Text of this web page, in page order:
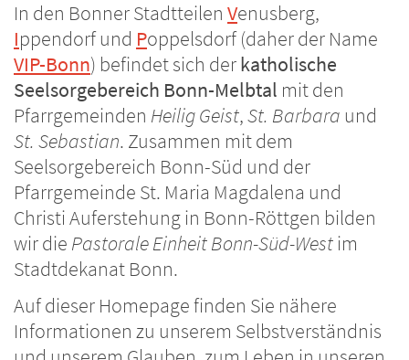
In den Bonner Stadtteilen Venusberg,
Ippendorf und Poppelsdorf (daher der Name
VIP-Bonn) befindet sich derkatholische
Seelsorgebereich Bonn-Melbtal mit den
Pfarrgemeinden Heilig Geist,St. Barbara und
St. Sebastian. Zusammen mit dem
Seelsorgebereich Bonn-Süd und der
Pfarrgemeinde St. Maria Magdalena und
Christi Auferstehung in Bonn-Röttgen bilden
wir die Pastorale Einheit Bonn-Süd-Westim
Stadtdekanat Bonn.
Auf dieser Homepage finden Sie nähere
Informationen zu unserem Selbstverständnis